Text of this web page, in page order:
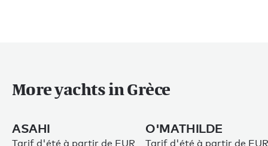
More yachts in Grèce
ASAHI
Tarif d'été à partir de EUR
O'MATHILDE
Tarif d'été à partir de EUR